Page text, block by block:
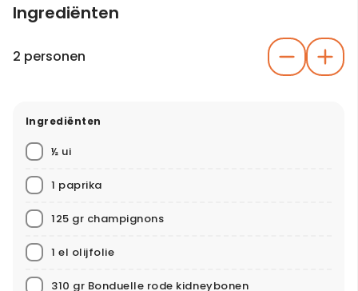
Ingrediënten
2 personen
Ingrediënten
½ ui
1 paprika
125 gr champignons
1 el olijfolie
310 gr Bonduelle rode kidneybonen